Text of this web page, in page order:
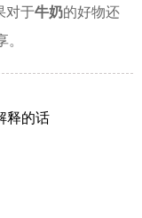
对于牛奶的好物还
释的话